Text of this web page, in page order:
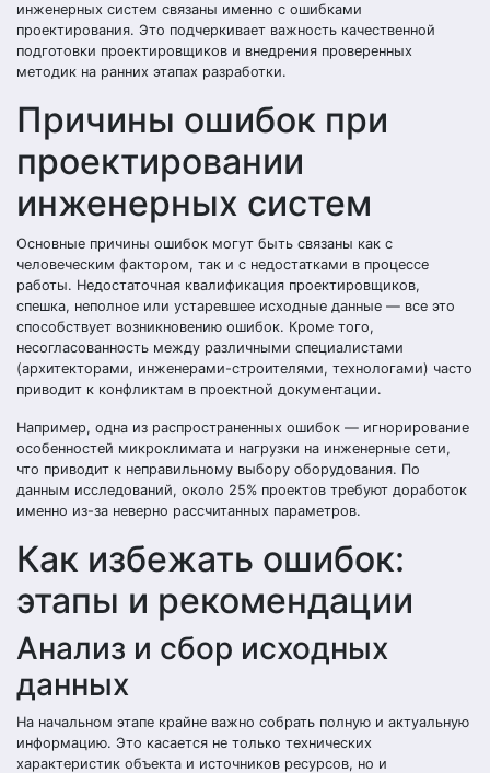
инженерных систем связаны именно с ошибками
проектирования. Это подчеркивает важность качественной
подготовки проектировщиков и внедрения проверенных
методик на ранних этапах разработки.
Причины ошибок при
проектировании
инженерных систем
Основные причины ошибок могут быть связаны как с
человеческим фактором, так и с недостатками в процессе
работы. Недостаточная квалификация проектировщиков,
спешка, неполное или устаревшее исходные данные — все это
способствует возникновению ошибок. Кроме того,
несогласованность между различными специалистами
(архитекторами, инженерами-строителями, технологами) часто
приводит к конфликтам в проектной документации.
Например, одна из распространенных ошибок — игнорирование
особенностей микроклимата и нагрузки на инженерные сети,
что приводит к неправильному выбору оборудования. По
данным исследований, около 25% проектов требуют доработок
именно из-за неверно рассчитанных параметров.
Как избежать ошибок:
этапы и рекомендации
Анализ и сбор исходных
данных
На начальном этапе крайне важно собрать полную и актуальную
информацию. Это касается не только технических
характеристик объекта и источников ресурсов, но и